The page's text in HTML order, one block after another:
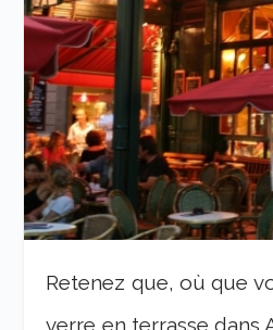
Retenez que, où que
verre en terrasse dans